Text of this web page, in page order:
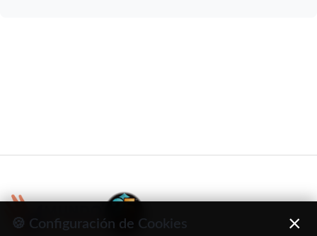
🍪 Configuración de Cookies ×